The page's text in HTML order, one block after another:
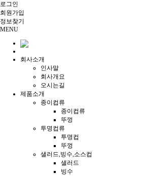
로그인
회원 가입
정보찾기
MENU
회사소개
인사말
회사개요
오시는길
제품소개
종이컵류
종이컵류
뚜껑
투명컵류
투명컵
뚜껑
샐러드,빙수,소스컵
샐러드
빙수